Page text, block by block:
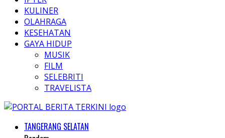
KULINER
OLAHRAGA
KESEHATAN
GAYA HIDUP
MUSIK
FILM
SELEBRITI
TRAVELISTA
TANGERANG SELATAN